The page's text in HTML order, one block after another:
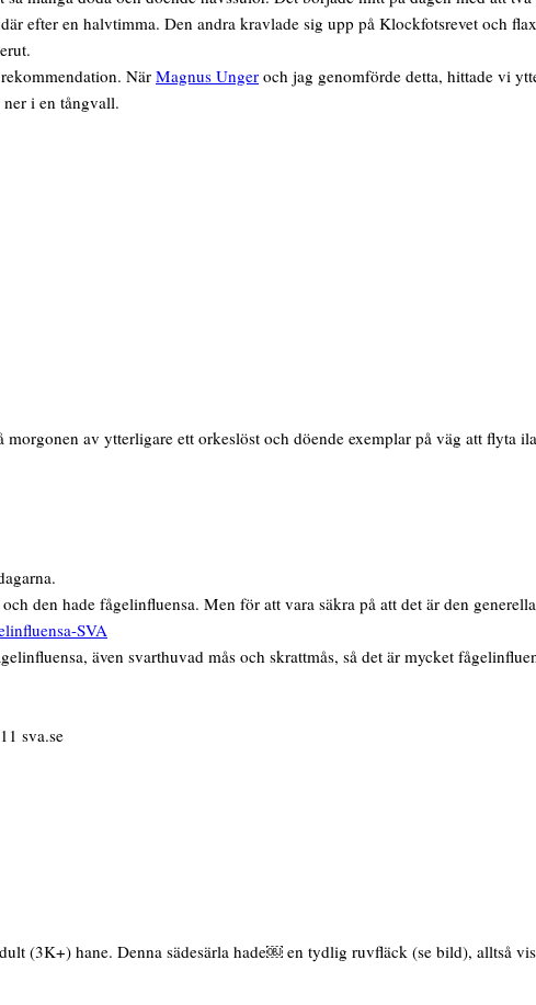
efter en halvtimma. Den andra kravlade sig upp på Klockfotsrevet och
När Magnus Unger och jag genomförde detta, hittade vi
i en tångvall.
av ytterligare ett orkeslöst och döende exemplar på väg att flyta
den hade fågelinfluensa. Men för att vara säkra på att det är den
SVA
även svarthuvad mås och skrattmås, så det är mycket
sva.se
(3K+) hane. Denna sädesärla hade￼ en tydlig ruvfläck (se bild), alltså